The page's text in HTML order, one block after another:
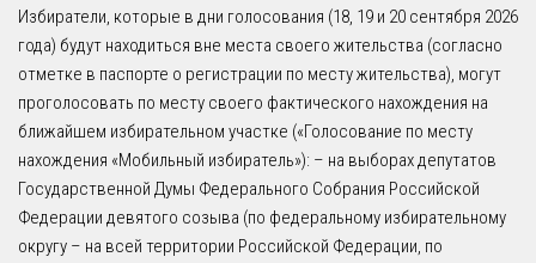
Избиратели, которые в дни голосования (18, 19 и 20 сентября 2026
года) будут находиться вне места своего жительства (согласно
отметке в паспорте о регистрации по месту жительства), могут
проголосовать по месту своего фактического нахождения на
ближайшем избирательном участке («Голосование по месту
нахождения «Мобильный избиратель»): – на выборах депутатов
Государственной Думы Федерального Собрания Российской
Федерации девятого созыва (по федеральному избирательному
округу – на всей территории Российской Федерации, по